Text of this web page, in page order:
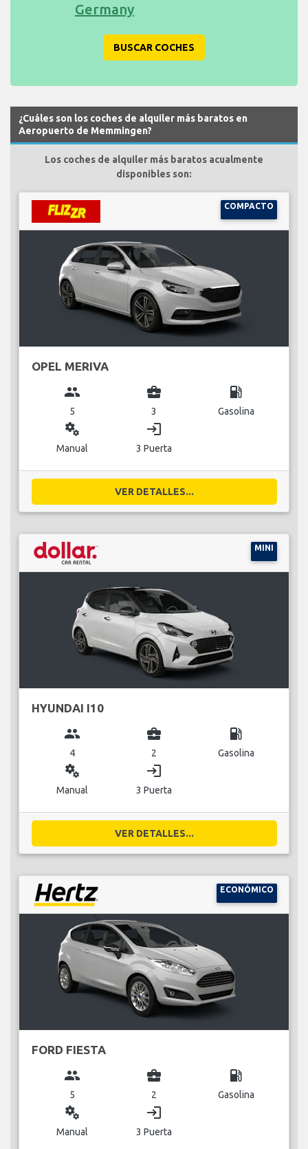
Germany
BUSCAR COCHES
¿Cuáles son los coches de alquiler más baratos en
Aeropuerto de Memmingen?
Los coches de alquiler más baratos acualmente
disponibles son:
COMPACTO
OPEL MERIVA
group
5
business_center
3
local_gas_station
Gasolina
miscellaneous_services
Manual
login
3 Puerta
VER DETALLES...
MINI
HYUNDAI I10
group
4
business_center
2
local_gas_station
Gasolina
miscellaneous_services
Manual
login
3 Puerta
VER DETALLES...
ECONÓMICO
FORD FIESTA
group
5
business_center
2
local_gas_station
Gasolina
miscellaneous_services
Manual
login
3 Puerta